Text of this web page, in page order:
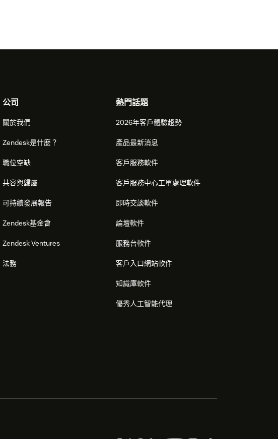
公司
關於我們
Zendesk是什麼？
職位空缺
共容與歸屬
可持續發展報告
Zendesk基金會
Zendesk Ventures
法務
熱門話題
2026年客戶體驗趨勢
產品最新消息
客戶服務軟件
客戶服務中心工單處理軟件
即時交談軟件
論壇軟件
服務台軟件
客戶入口網站軟件
知識庫軟件
優秀人工智能代理